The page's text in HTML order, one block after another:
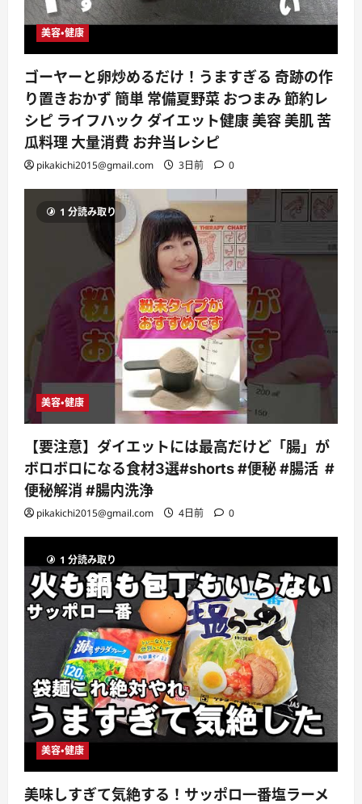
美容・健康
ゴーヤーと卵炒めるだけ！うますぎる 奇跡の作
り置きおかず 簡単 常備夏野菜 おつまみ 節約レ
シピ ライフハック ダイエット健康 美容 美肌 苦
瓜料理 大量消費 お弁当レシピ
pikakichi2015@gmail.com 3日前 0
1 分読み取り
美容・健康
【要注意】ダイエットには最高だけど「腸」が
ボロボロになる食材3選#shorts #便秘 #腸活 #
便秘解消 #腸内洗浄
pikakichi2015@gmail.com 4日前 0
1 分読み取り
美容・健康
美味しすぎて気絶する！サッポロ一番塩ラーメ